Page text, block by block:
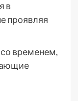
в
проявляя
временем,